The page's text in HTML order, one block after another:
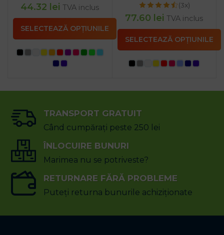
44.32 lei TVA inclus
SELECTEAZĂ OPȚIUNILE
(3x)
77.60 lei TVA inclus
SELECTEAZĂ OPȚIUNILE
TRANSPORT GRATUIT
Când cumpărați peste 250 lei
ÎNLOCUIRE BUNURI
Marimea nu se potriveste?
RETURNARE FĂRĂ PROBLEME
Puteți returna bunurile achiziționate